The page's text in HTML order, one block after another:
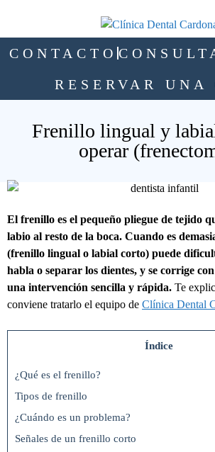
CONTACTO
RESERVAR UNA
Frenillo lingual y
operar
El frenillo es el pequeño pliegue de tejido
labio al resto de la boca. Cuando es
(frenillo lingual o labial corto) puede
habla o separar los dientes, y se corrige
una intervención sencilla y rápida. Te
conviene tratarlo el equipo de Clínica Dental
Índice
¿Qué es el frenillo?
Tipos de frenillo
¿Cuándo es un problema?
Señales de un frenillo corto